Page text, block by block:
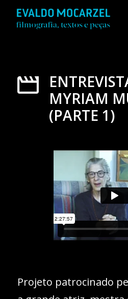
MYRIAM
(PARTE 1)
Projeto patrocinado